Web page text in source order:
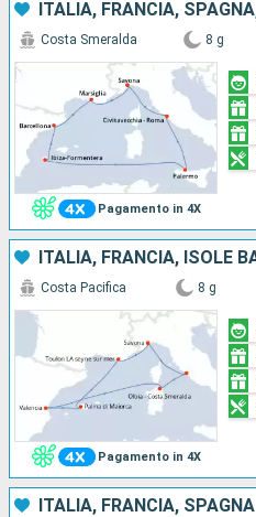
Pagamento in 4X
Costa Smeralda 8 g
Pagamento in 4X
Costa Pacifica 8 g
ITALIA, FRANCIA, SPAGNA